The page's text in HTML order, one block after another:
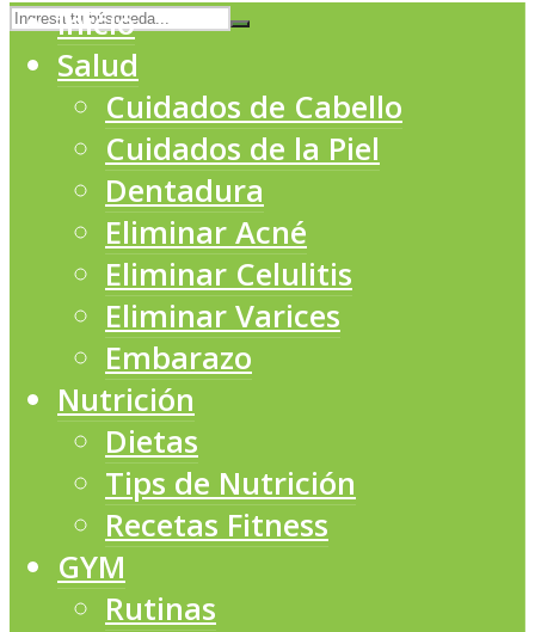
Inicio
Salud
Cuidados de Cabello
Cuidados de la Piel
Dentadura
Eliminar Acné
Eliminar Celulitis
Eliminar Varices
Embarazo
Nutrición
Dietas
Tips de Nutrición
Recetas Fitness
GYM
Rutinas